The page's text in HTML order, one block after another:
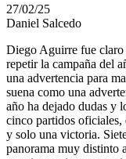
27/02/25
Daniel Salcedo
Diego Aguirre fue claro
repetir la campaña del
una advertencia para
suena como una
año ha dejado dudas y
cinco partidos oficiales,
y solo una victoria.
panorama muy distinto